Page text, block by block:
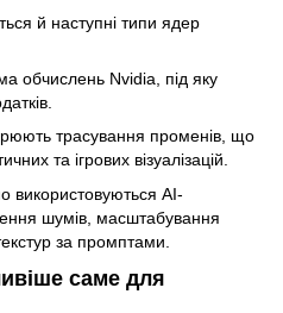
й наступні типи ядер
обчислень Nvidia, під яку
трасування променів, що
та ігрових візуалізацій.
AI-
шумів, масштабування
за промптами.
саме для